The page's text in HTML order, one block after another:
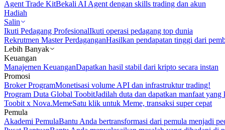
Agent Trade KitBekali AI Agent dengan skills trading dan akun
Hadiah
Salin
Ikuti Pedagang ProfesionalIkuti operasi pedagang top dunia
Rekrutmen Master PerdaganganHasilkan pendapatan tinggi dari
Lebih Banyak
Keuangan
Manajemen KeuanganDapatkan hasil stabil dari kripto secara instan
Promosi
Broker ProgramMonetisasi volume API dan infrastruktur trading!
Program Duta Global ToobitJadilah duta dan dapatkan manfaat
Toobit x Nova.MemeSatu klik untuk Meme, transaksi super cepat
Pemula
Akademi PemulaBantu Anda bertransformasi dari pemula menjadi